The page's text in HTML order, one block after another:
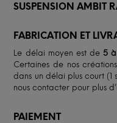
SUSPENSION AMBIT
FABRICATION ET
Le délai moyen est de 5
Certaines de nos
dans un délai plus court (1
nous contacter pour plus
PAIEMENT